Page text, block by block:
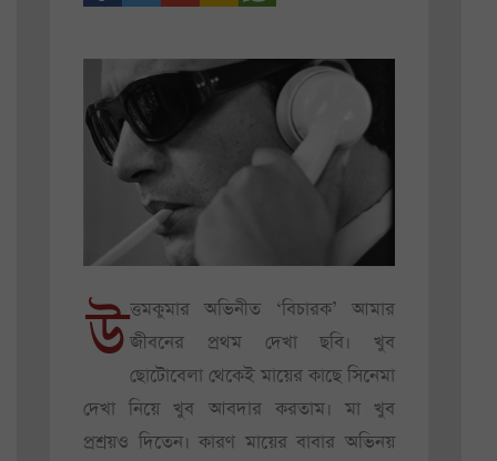
উত্তমকুমার অভিনীত ‘বিচারক’ আমার
জীবনের প্রথম দেখা ছবি। খুব
ছোটোবেলা থেকেই মায়ের কাছে সিনেমা
দেখা নিয়ে খুব আবদার করতাম। মা খুব
প্রশ্রয়ও দিতেন। কারণ মায়ের বাবার অভিনয়